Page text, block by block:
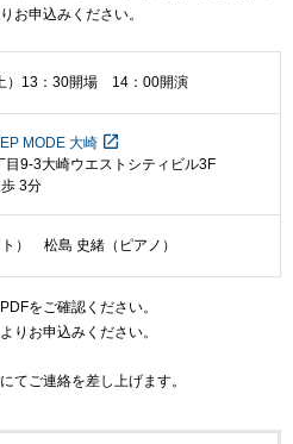
お申込みください。
）13：30開場 14：00開演
MODE 大崎
目9-3大崎ウエストシティビル3F
3分
） 松島 史緒（ピアノ）
をご確認ください。
りお申込みください。
てご連絡を差し上げます。